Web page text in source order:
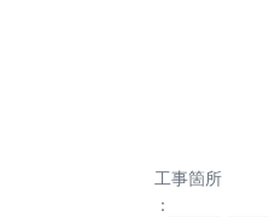
工事箇所
：